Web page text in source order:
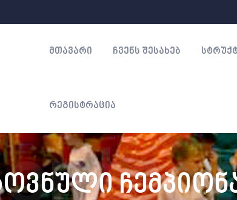
ᲛᲗᲐᲕᲐᲠᲘ ᲩᲕᲔᲜᲡ ᲨᲔᲡᲐᲮᲔᲑ
ᲠᲔᲒᲘᲡᲢᲠᲐᲪᲘᲐ